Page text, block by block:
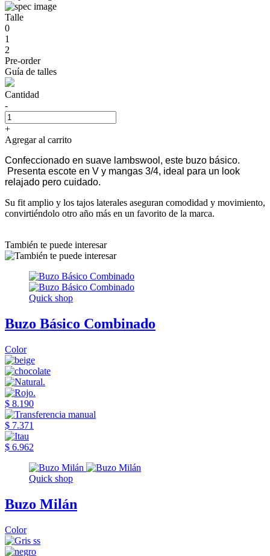
Talle
0
1
2
Pre-order
Guía de talles
Cantidad
-
+
Agregar al carrito
Confeccionado en suave lambswool, este buzo básico.
Presenta escote en V y mangas 3/4, ideal para un look
relajado pero cuidado.
Su fit amplio y los tajos laterales aseguran comodidad y movimiento,
convirtiéndolo otro año más en un favorito de la marca.
También te puede interesar
Quick shop
Buzo Básico Combinado
Color
$ 8.190
$ 7.371
$ 6.962
Quick shop
Buzo Milán
Color